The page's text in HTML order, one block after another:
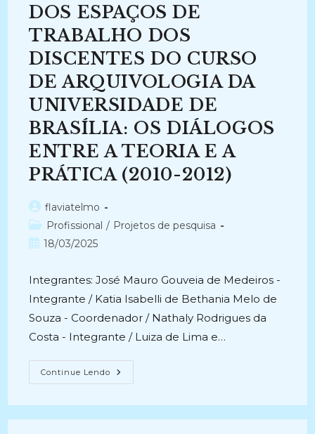
DOS ESPAÇOS DE
TRABALHO DOS
DISCENTES DO CURSO
DE ARQUIVOLOGIA DA
UNIVERSIDADE DE
BRASÍLIA: OS DIÁLOGOS
ENTRE A TEORIA E A
PRÁTICA (2010-2012)
Autor
do
post:
flaviatelmo
Categoria
do
Profissional / Projetos de pesquisa
Post18/03/2025
Integrantes: José Mauro Gouveia de Medeiros -
Integrante / Katia Isabelli de Bethania Melo de
Souza - Coordenador / Nathaly Rodrigues da
Costa - Integrante / Luiza de Lima e…
Continue Lendo PLANO
DE
PAC